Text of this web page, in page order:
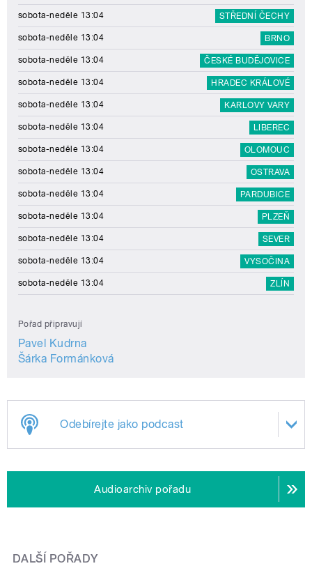
sobota-neděle 13:04 STŘEDNÍ ČECHY
sobota-neděle 13:04 BRNO
sobota-neděle 13:04 ČESKÉ BUDĚJOVICE
sobota-neděle 13:04 HRADEC KRÁLOVÉ
sobota-neděle 13:04 KARLOVY VARY
sobota-neděle 13:04 LIBEREC
sobota-neděle 13:04 OLOMOUC
sobota-neděle 13:04 OSTRAVA
sobota-neděle 13:04 PARDUBICE
sobota-neděle 13:04 PLZEŇ
sobota-neděle 13:04 SEVER
sobota-neděle 13:04 VYSOČINA
sobota-neděle 13:04 ZLÍN
Pořad připravují
Pavel Kudrna
Šárka Formánková
Odebírejte jako podcast
Audioarchiv pořadu
DALŠÍ POŘADY